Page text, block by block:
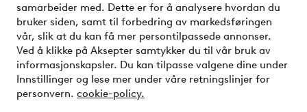
samarbeider med. Dette er for å analysere hvordan du
bruker siden, samt til forbedring av markedsføringen
vår, slik at du kan få mer persontilpassede annonser.
Ved å klikke på Aksepter samtykker du til vår bruk av
informasjonskapsler. Du kan tilpasse valgene dine under
Innstillinger og lese mer under våre retningslinjer for
personvern. cookie-policy.
Sikre betalinger - Betal direkte eller del opp
Vil du vite mer om våre betalingsalternativer?
elpy